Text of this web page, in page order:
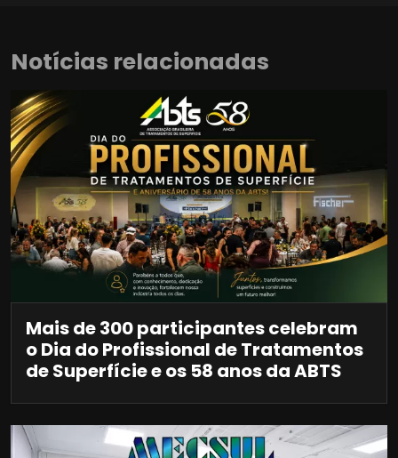
Notícias relacionadas
Mais de 300 participantes celebram
o Dia do Profissional de Tratamentos
de Superfície e os 58 anos da ABTS